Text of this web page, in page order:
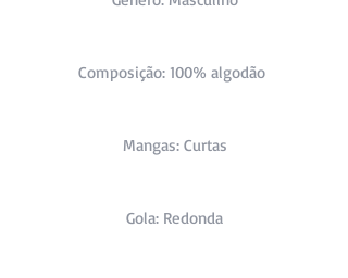
Composição: 100% algodão
Mangas: Curtas
Gola: Redonda